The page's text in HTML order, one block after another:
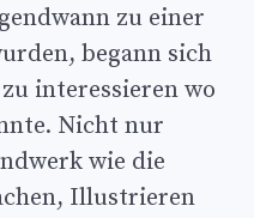
zu einer
begann sich
interessieren wo
Nicht nur
wie die
Illustrieren